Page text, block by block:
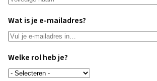
Wat is je e-mailadres?
Welke rol heb je?